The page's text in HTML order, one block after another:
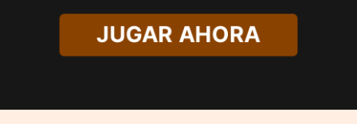
JUGAR AHORA